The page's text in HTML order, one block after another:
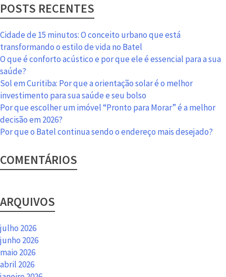
do
Bispo
ACMA:
por
que
perto
de
ciclovias
POSTS RECENTES
Cidade de 15 minutos: O conceito urbano que está
transformando o estilo de vida no Batel
O que é conforto acústico e por que ele é essencial para a sua
saúde?
Sol em Curitiba: Por que a orientação solar é o melhor
investimento para sua saúde e seu bolso
Por que escolher um imóvel “Pronto para Morar” é a melhor
decisão em 2026?
Por que o Batel continua sendo o endereço mais desejado?
COMENTÁRIOS
ARQUIVOS
julho 2026
junho 2026
maio 2026
abril 2026